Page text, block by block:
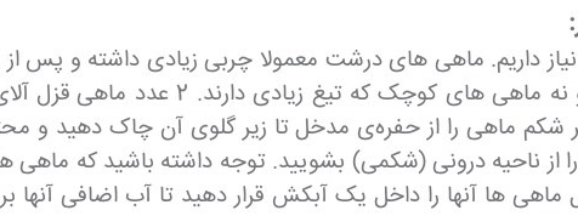
آلای تازه و متوسط نیاز داریم. ماهی های درشت معمولا چربی زیادی
بنابراین همیشه سعی کنید نه ماهی های درشت را
ماهی را از حفره‌ی مدخل تا زیر گلوی آن چاک دهید و
از ناحیه درونی (شکمی) بشویید. توجه داشته باشید که ماهی
ها آنها را داخل یک آبکش قرار دهید تا آب اضافی آنها